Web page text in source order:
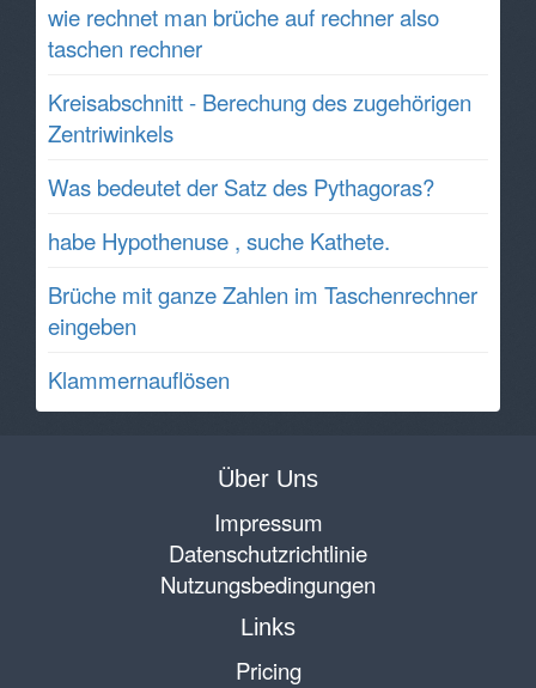
wie rechnet man brüche auf rechner also
taschen rechner
Kreisabschnitt - Berechung des zugehörigen
Zentriwinkels
Was bedeutet der Satz des Pythagoras?
habe Hypothenuse , suche Kathete.
Brüche mit ganze Zahlen im Taschenrechner
eingeben
Klammernauflösen
Über Uns
Impressum
Datenschutzrichtlinie
Nutzungsbedingungen
Links
Pricing